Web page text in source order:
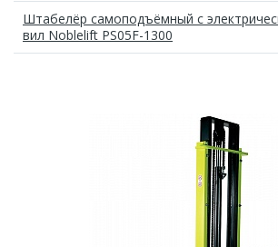
Штабелёр самоподъёмный с
вил Noblelift PS05F-1300